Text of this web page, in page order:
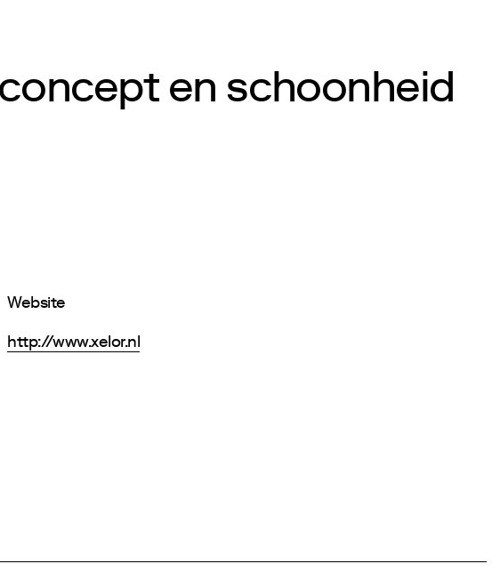
en schoonheid
Website
http://www.xelor.nl